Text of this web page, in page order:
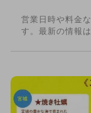
営業日時や料金
す。最新の情報